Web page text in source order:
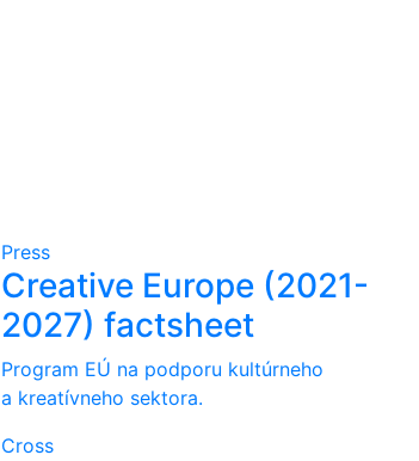
Press
Creative Europe (2021-
2027) factsheet
Program EÚ na podporu kultúrneho
a kreatívneho sektora.
Cross